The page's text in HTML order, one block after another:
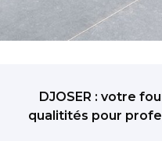
DJOSER : votre
qualitités pour